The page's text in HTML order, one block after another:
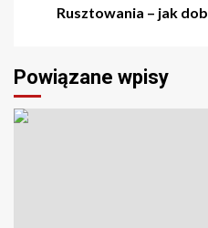
Rusztowania – jak
Powiązane wpisy